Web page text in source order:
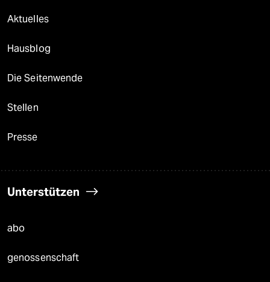
Aktuelles
Hausblog
Die Seitenwende
Stellen
Presse
Unterstützen
abo
genossenschaft